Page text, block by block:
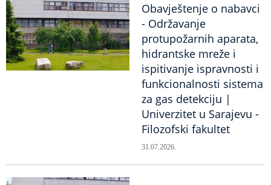
Obavještenje o nabavci
- Održavanje
protupožarnih aparata,
hidrantske mreže i
ispitivanje ispravnosti i
funkcionalnosti sistema
za gas detekciju |
Univerzitet u Sarajevu -
Filozofski fakultet
31.07.2026.